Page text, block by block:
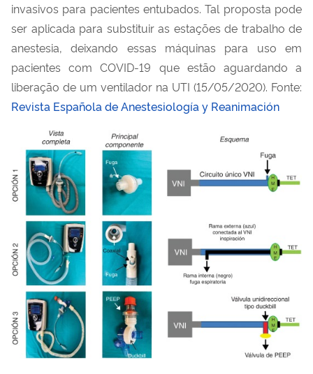
invasivos para pacientes entubados. Tal proposta pode
ser aplicada para substituir as estações de trabalho de
anestesia, deixando essas máquinas para uso em
pacientes com COVID-19 que estão aguardando a
liberação de um ventilador na UTI (15/05/2020). Fonte:
Revista Española de Anestesiología y Reanimación